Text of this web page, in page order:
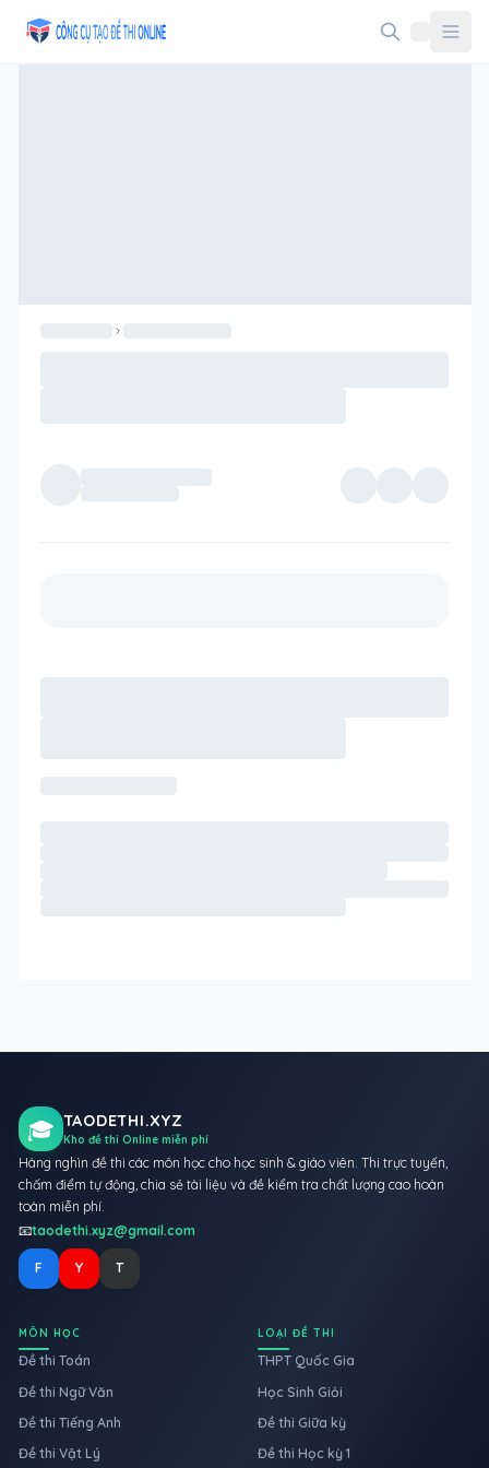
🎓 TAODETHI.XYZ
Kho đề thi Online miễn phí
Hàng nghìn đề thi các môn học cho học sinh & giáo viên. Thi trực tuyến,
chấm điểm tự động, chia sẻ tài liệu và đề kiểm tra chất lượng cao hoàn
toàn miễn phí.
📧taodethi.xyz@gmail.com
F Y T
MÔN HỌC
Đề thi Toán
Đề thi Ngữ Văn
Đề thi Tiếng Anh
Đề thi Vật Lý
LOẠI ĐỀ THI
THPT Quốc Gia
Học Sinh Giỏi
Đề thi Giữa kỳ
Đề thi Học kỳ 1